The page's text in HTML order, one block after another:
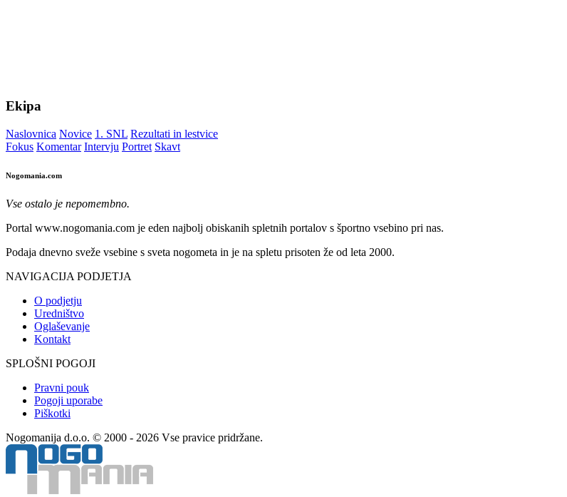
Ekipa
Naslovnica Novice 1. SNL Rezultati in lestvice
Fokus Komentar Intervju Portret Skavt
Nogomania.com
Vse ostalo je nepomembno.
Portal www.nogomania.com je eden najbolj obiskanih spletnih portalov s športno vsebino pri nas.
Podaja dnevno sveže vsebine s sveta nogometa in je na spletu prisoten že od leta 2000.
NAVIGACIJA PODJETJA
O podjetju
Uredništvo
Oglaševanje
Kontakt
SPLOŠNI POGOJI
Pravni pouk
Pogoji uporabe
Piškotki
Nogomanija d.o.o. © 2000 - 2026 Vse pravice pridržane.